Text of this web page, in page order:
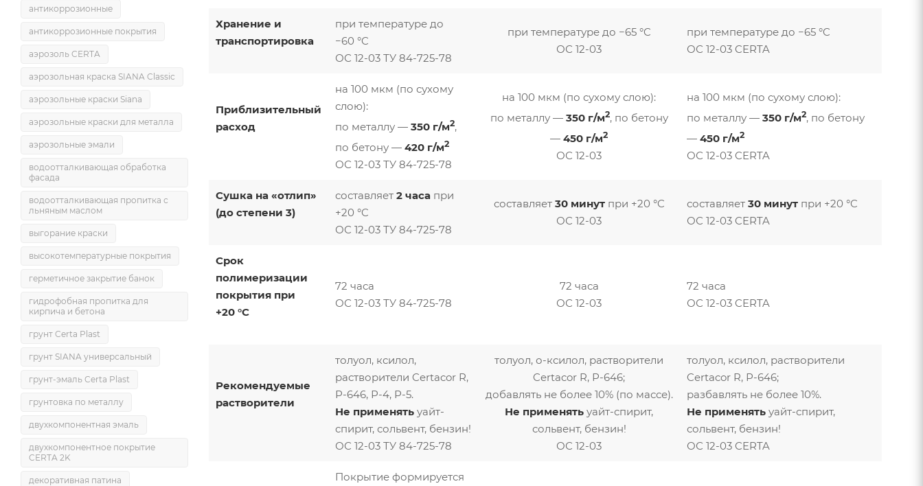
Хранение и
транспортировка
при температуре до
−60 °C
ОС 12-03 ТУ 84-725-78
при температуре до −65 °C
ОС 12-03
при температуре до −65 °C
ОС 12-03 CERTA
Приблизительный
расход
на 100 мкм (по сухому
слою):
по металлу — 350 г/м2,
по бетону — 420 г/м2
ОС 12-03 ТУ 84-725-78
на 100 мкм (по сухому слою):
по металлу — 350 г/м2, по бетону
— 450 г/м2
ОС 12-03
на 100 мкм (по сухому слою):
по металлу — 350 г/м2, по бетону
— 450 г/м2
ОС 12-03 CERTA
Сушка на «отлип»
(до степени 3)
составляет 2 часа при
+20 °C
ОС 12-03 ТУ 84-725-78
составляет 30 минутпри +20 °C
ОС 12-03
составляет 30 минут при +20 °C
ОС 12-03 CERTA
Срок
полимеризации
покрытия при
+20 °C
72 часа
ОС 12-03 ТУ 84-725-78
72 часа
ОС 12-03
72 часа
ОС 12-03 CERTA
Рекомендуемые
растворители
толуол, ксилол,
растворители Certacor R,
Р-646, Р-4, Р-5.
Не применять уайт-
спирит, сольвент, бензин!
ОС 12-03 ТУ 84-725-78
толуол, о-ксилол, растворители
Certacor R, Р-646;
добавлять не более 10% (по массе).
Не применять уайт-спирит,
сольвент, бензин!
ОС 12-03
толуол, ксилол, растворители
Certacor R, Р-646;
разбавлять не более 10%.
Не применять уайт-спирит,
сольвент, бензин!
ОС 12-03 CERTA
Покрытие формируется
антикоррозионные
антикоррозионные покрытия
аэрозоль CERTA
аэрозольная краска SIANA Classic
аэрозольные краски Siana
аэрозольные краски для металла
аэрозольные эмали
водоотталкивающая обработка
фасада
водоотталкивающая пропитка с
льняным маслом
выгорание краски
высокотемпературные покрытия
герметичное закрытие банок
гидрофобная пропитка для
кирпича и бетона
грунт Certa Plast
грунт SIANA универсальный
грунт-эмаль Certa Plast
грунтовка по металлу
двухкомпонентная эмаль
двухкомпонентное покрытие
CERTA 2K
декоративная патина